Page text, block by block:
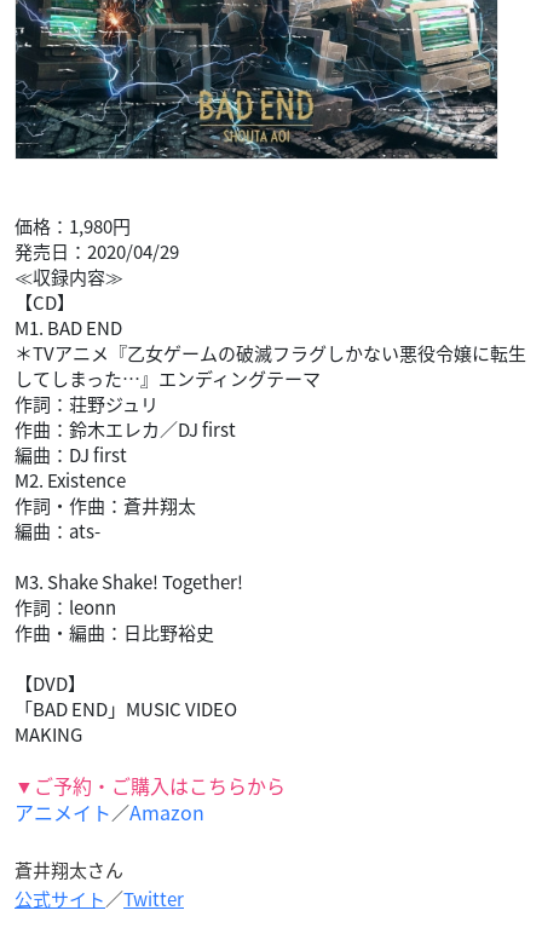
価格：1,980円
発売日：2020/04/29
≪収録内容≫
【CD】
M1. BAD END
＊TVアニメ『乙女ゲームの破滅フラグしかない悪役令嬢に転生
してしまった…』エンディングテーマ
作詞：荘野ジュリ
作曲：鈴木エレカ／DJ first
編曲：DJ first
M2. Existence
作詞・作曲：蒼井翔太
編曲：ats-
M3. Shake Shake! Together!
作詞：leonn
作曲・編曲：日比野裕史
【DVD】
「BAD END」MUSIC VIDEO
MAKING
▼ご予約・ご購入はこちらから
アニメイト／Amazon
蒼井翔太さん
公式サイト／Twitter